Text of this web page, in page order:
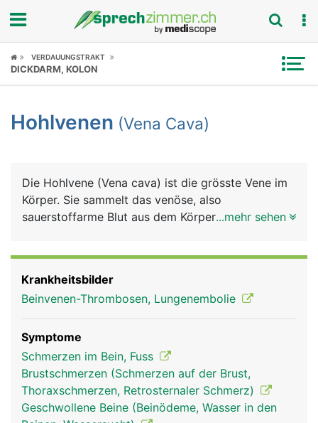
Fokus
Symptome
News
Rubriken
VERDAUUNGSTRAKT
DICKDARM, KOLON
Hohlvenen (Vena Cava)
Die Hohlvene (Vena cava) ist die grösste Vene im
Körper. Sie sammelt das venöse, also
sauerstoffarme Blut aus dem Körper und leitet es
Hohlvenen, da sie in einen oberen und unteren
Abschnitt unterteilt wird. Die obere Hohlvene
sammelt das Blut aus der oberen Körperhälfte
(Kopf, Hals, Arme, Brust), die untere Hohlvene
sammelt das Blut aus der unteren Körperhälfte
(Beine, Beckenorgane und Bauchraum).
...mehr sehen
Krankheitsbilder
Beinvenen-Thrombosen, Lungenembolie
Symptome
Schmerzen im Bein, Fuss
Brustschmerzen (Schmerzen auf der Brust,
Thoraxschmerzen, Retrosternaler Schmerz)
Geschwollene Beine (Beinödeme, Wasser in den